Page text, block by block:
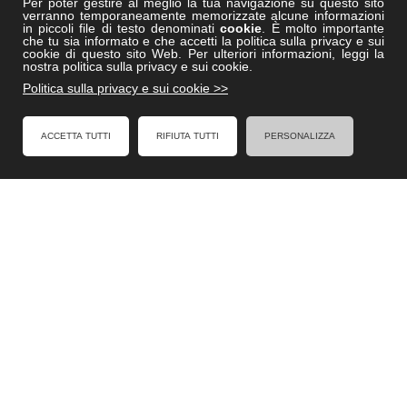
Vitruviocenter.it
Villedisicilia.it
FACEBOOK
Formel - Al Servizio degli Enti Locali
Cookies Policy
verranno temporaneamente memorizzate alcune informazioni
in piccoli file di testo denominaticookie . È molto importante
che tu sia informato e che accetti la politica sulla privacy e sui
cookie di questo sito Web. Per ulteriori informazioni, leggi la
nostra politica sulla privacy e sui cookie.
Politica sulla privacy e sui cookie >>
ACCETTA TUTTI RIFIUTA TUTTI PERSONALIZZA